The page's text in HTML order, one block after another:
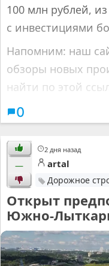
100 млн рублей,
с инвестициями
Напомним: наш
обзоры новых
найти по этой
0
2 дня назад
— artal
Дорожное
Открыт
Южно-